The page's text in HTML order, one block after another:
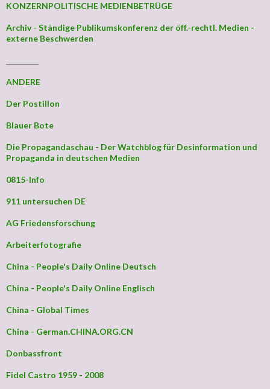
KONZERNPOLITISCHE MEDIENBETRÜGE
Archiv - Ständige Publikumskonferenz der öff.-rechtl. Medien -
externe Beschwerden
ANDERE
Der Postillon
Blauer Bote
Die Propagandaschau - Der Watchblog für Desinformation und
Propaganda in deutschen Medien
0815-Info
911 untersuchen DE
AG Friedensforschung
Arbeiterfotografie
China - People's Daily Online Deutsch
China - People's Daily Online Englisch
China - Global Times
China - German.CHINA.ORG.CN
Donbassfront
Fidel Castro 1959 - 2008